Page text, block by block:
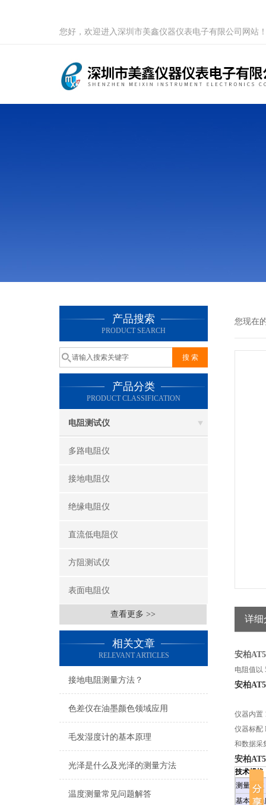
您好，欢迎进入深圳市美鑫仪器仪表电子有限公司网站
产品搜索
PRODUCT SEARCH
产品分类
PRODUCT CLASSIFICATION
电阻测试仪
多路电阻仪
接地电阻仪
绝缘电阻仪
直流低电阻仪
方阻测试仪
表面电阻仪
查看更多 >>
相关文章
RELEVANT ARTICLES
接地电阻测量方法？
色差仪在油墨颜色领域应用
毛发湿度计的基本原理
光泽是什么及光泽的测量方法
温度测量常见问题解答
您现在
详细
安柏
电阻值以
安柏
仪器内置
仪器标配
和数据采
安柏
技术规格
测量参数
基本准确